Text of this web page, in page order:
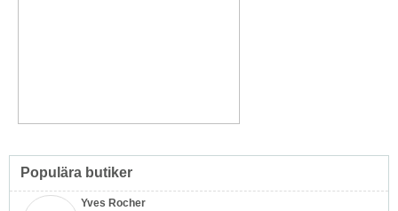
Populära butiker
Yves Rocher